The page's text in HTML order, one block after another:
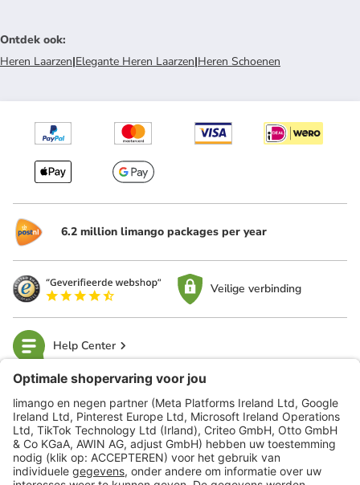
Ontdek ook:
Heren Laarzen|Elegante Heren Laarzen|Heren Schoenen
6.2 million limango packages per year
Veilige verbinding
Help Center
limango
Veilig winkelen
Klantenservice